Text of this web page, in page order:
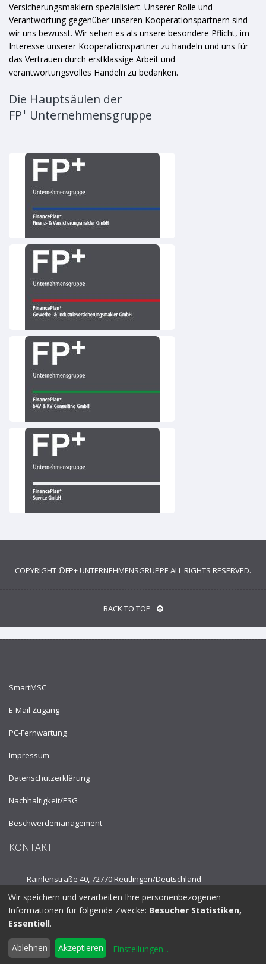
Versicherungsmaklern spezialisiert. Unserer Rolle und
Verantwortung gegenüber unseren Kooperationspartnern sind
wir uns bewusst. Wir sehen es als unsere besondere Pflicht, im
Interesse unserer Kooperationspartner zu handeln und uns für
das Vertrauen durch erstklassige Arbeit und
verantwortungsvolles Handeln zu bedanken.
Die Hauptsäulen der
FP+ Unternehmensgruppe
Finanz- & Versicherungsmakler GmbH
Gewerbe- & Industrieversicherungsmakler GmbH
bAV & KV Consulting GmbH
COPYRIGHT ©FP+ UNTERNEHMENSGRUPPE ALL RIGHTS RESERVED.
BACK TO TOP
SmartMSC
E-Mail Zugang
PC-Fernwartung
Impressum
Datenschutzerklärung
Nachhaltigkeit/ESG
Beschwerdemanagement
KONTAKT
Rainlenstraße 40, 72770 Reutlingen/Deutschland
Tel.: +49 7121 53910
Wir speichern und verarbeiten Ihre personenbezogenen
Informationen für folgende Zwecke: Besucher Statistiken,
Essentiell.
Ablehnen Akzeptieren Einstellungen...